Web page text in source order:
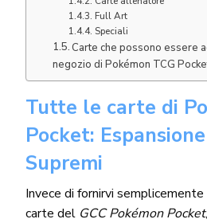
Full Art
Speciali
Carte che possono essere
negozio di Pokémon TCG
Tutte le carte di
Pocket:
Supremi
Invece di fornirvi
carte del GCC Pokémon Pocket,